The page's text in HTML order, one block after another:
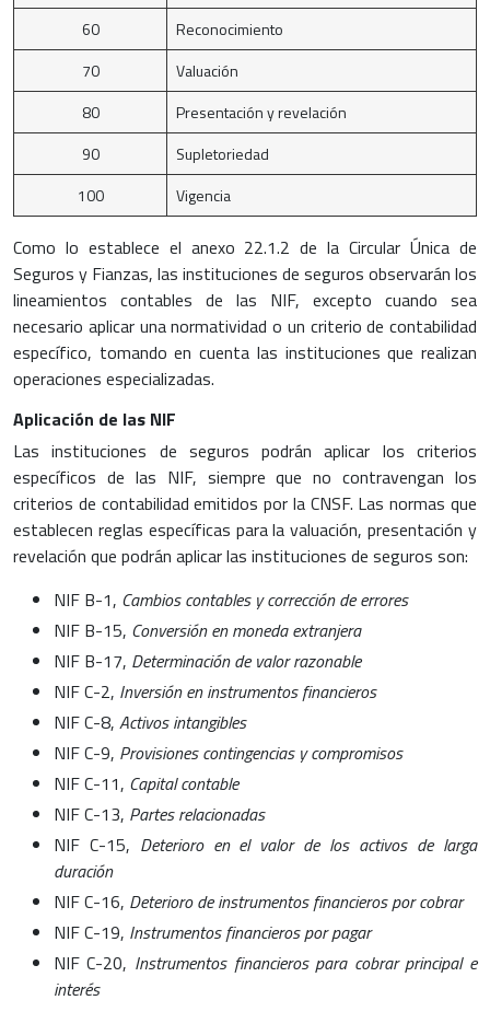
60
Reconocimiento
70
Valuación
80
Presentación y revelación
90
Supletoriedad
100
Vigencia
Como lo establece el anexo 22.1.2 de la Circular Única de
Seguros y Fianzas, las instituciones de seguros observarán los
lineamientos contables de las NIF, excepto cuando sea
necesario aplicar una normatividad o un criterio de contabilidad
específico, tomando en cuenta las instituciones que realizan
operaciones especializadas.
Aplicación de las NIF
Las instituciones de seguros podrán aplicar los criterios
específicos de las NIF, siempre que no contravengan los
criterios de contabilidad emitidos por la CNSF. Las normas que
establecen reglas específicas para la valuación, presentación y
revelación que podrán aplicar las instituciones de seguros son:
NIF B-1, Cambios contables y corrección de errores
NIF B-15, Conversión en moneda extranjera
NIF B-17, Determinación de valor razonable
NIF C-2, Inversión en instrumentos financieros
NIF C-8, Activos intangibles
NIF C-9, Provisiones contingencias y compromisos
NIF C-11, Capital contable
NIF C-13, Partes relacionadas
NIF C-15, Deterioro en el valor de los activos de larga
duración
NIF C-16, Deterioro de instrumentos financieros por cobrar
NIF C-19, Instrumentos financieros por pagar
NIF C-20, Instrumentos financieros para cobrar principal e
interés